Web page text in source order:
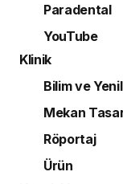
Paradental
YouTube
Klinik
Bilim ve
Mekan
Röportaj
Ürün